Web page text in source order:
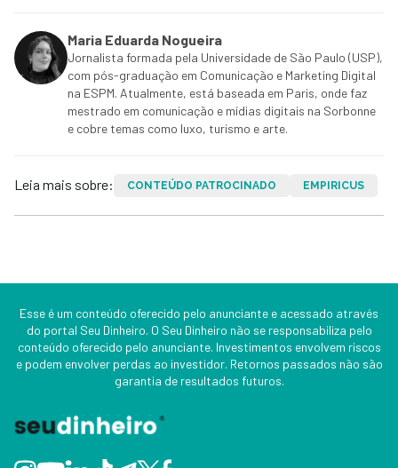
Maria Eduarda Nogueira
Jornalista formada pela Universidade de São Paulo (USP),
com pós-graduação em Comunicação e Marketing Digital
na ESPM. Atualmente, está baseada em Paris, onde faz
mestrado em comunicação e mídias digitais na Sorbonne
e cobre temas como luxo, turismo e arte.
Leia mais sobre: CONTEÚDO PATROCINADO EMPIRICUS
Esse é um conteúdo oferecido pelo anunciante e acessado através
do portal Seu Dinheiro. O Seu Dinheiro não se responsabiliza pelo
conteúdo oferecido pelo anunciante. Investimentos envolvem riscos
e podem envolver perdas ao investidor. Retornos passados não são
garantia de resultados futuros.